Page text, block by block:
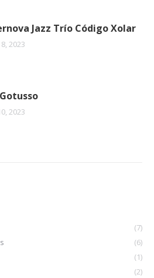
Jazz Trío Código Xolar
2023
2023
(7)
(6)
(1)
(2)